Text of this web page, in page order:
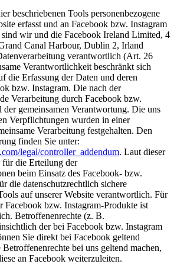
beschriebenen Tools personenbezogene
erfasst und an Facebook bzw. Instagram
wir und die Facebook Ireland Limited, 4
Canal Harbour, Dublin 2, Irland
verantwortlich (Art. 26
Verantwortlichkeit beschränkt sich
die Erfassung der Daten und deren
bzw. Instagram. Die nach der
Verarbeitung durch Facebook bzw.
gemeinsamen Verantwortung. Die uns
Verpflichtungen wurden in einer
Verarbeitung festgehalten. Den
finden Sie unter:
legal/controller_addendum. Laut dieser
die Erteilung der
beim Einsatz des Facebook- bzw.
die datenschutzrechtlich sichere
auf unserer Website verantwortlich. Für
Facebook bzw. Instagram-Produkte ist
Betroffenenrechte (z. B.
der bei Facebook bzw. Instagram
Sie direkt bei Facebook geltend
bei uns geltend machen,
an Facebook weiterzuleiten.